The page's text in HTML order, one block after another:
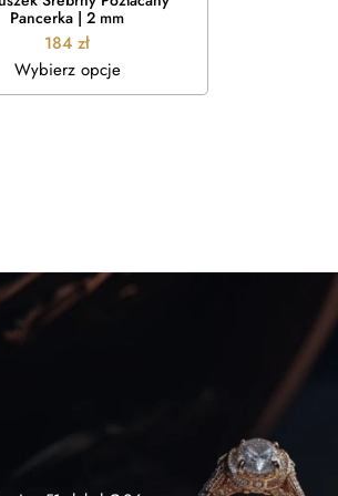
Pancerka | 2 mm
184 zł
Wybierz opcje